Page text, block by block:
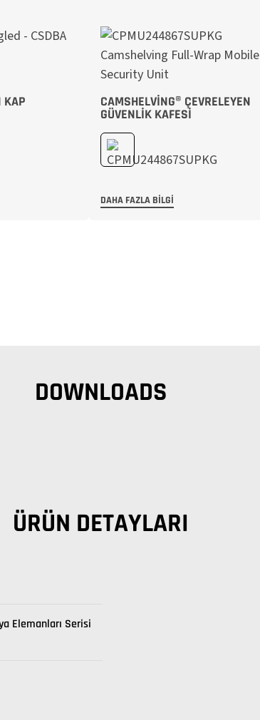
KAP CAMSHELVING® ÇEVRELEYEN
GÜVENLIK KAFESI
DAHA FAZLA BILGI
DOWNLOADS
ÜRÜN DETAYLARI
Elemanları Serisi